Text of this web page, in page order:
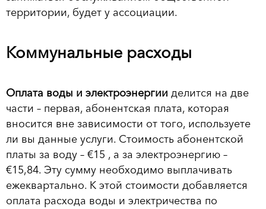
территории, будет у ассоциации.
Коммунальные расходы
Оплата воды и электроэнергии делится на две
части – первая, абонентская плата, которая
вносится вне зависимости от того, используете
ли вы данные услуги. Стоимость абонентской
платы за воду – €15 , а за электроэнергию –
€15,84. Эту сумму необходимо выплачивать
ежеквартально. К этой стоимости добавляется
оплата расхода воды и электричества по